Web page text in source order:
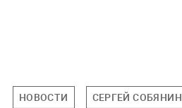
НОВОСТИ СЕРГЕЙ СОБЯНИН